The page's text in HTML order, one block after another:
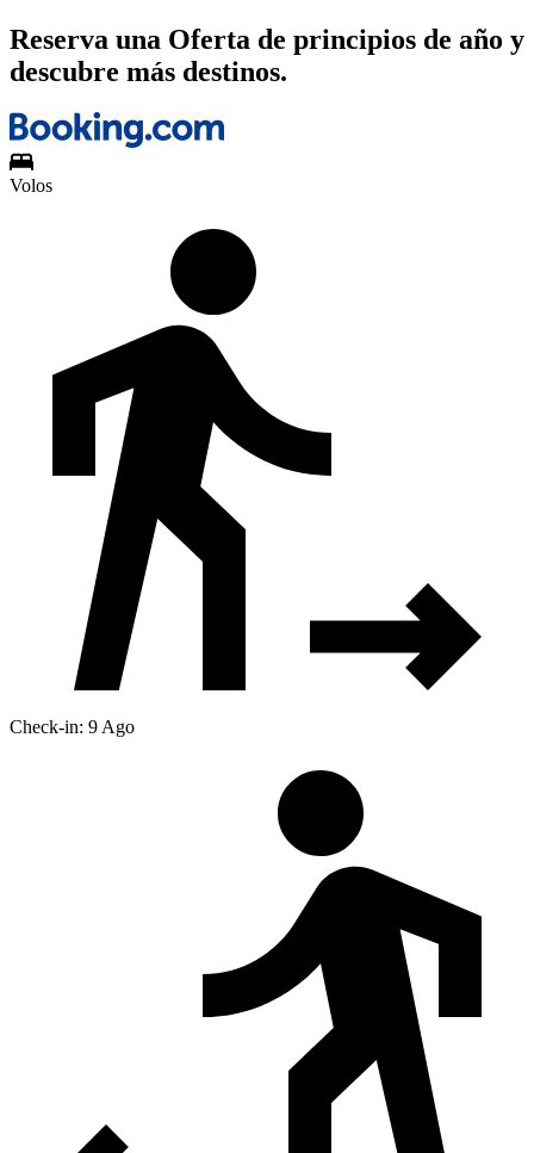
Reserva una Oferta de principios de año y
descubre más destinos.
Volos
Check-in: 9 Ago